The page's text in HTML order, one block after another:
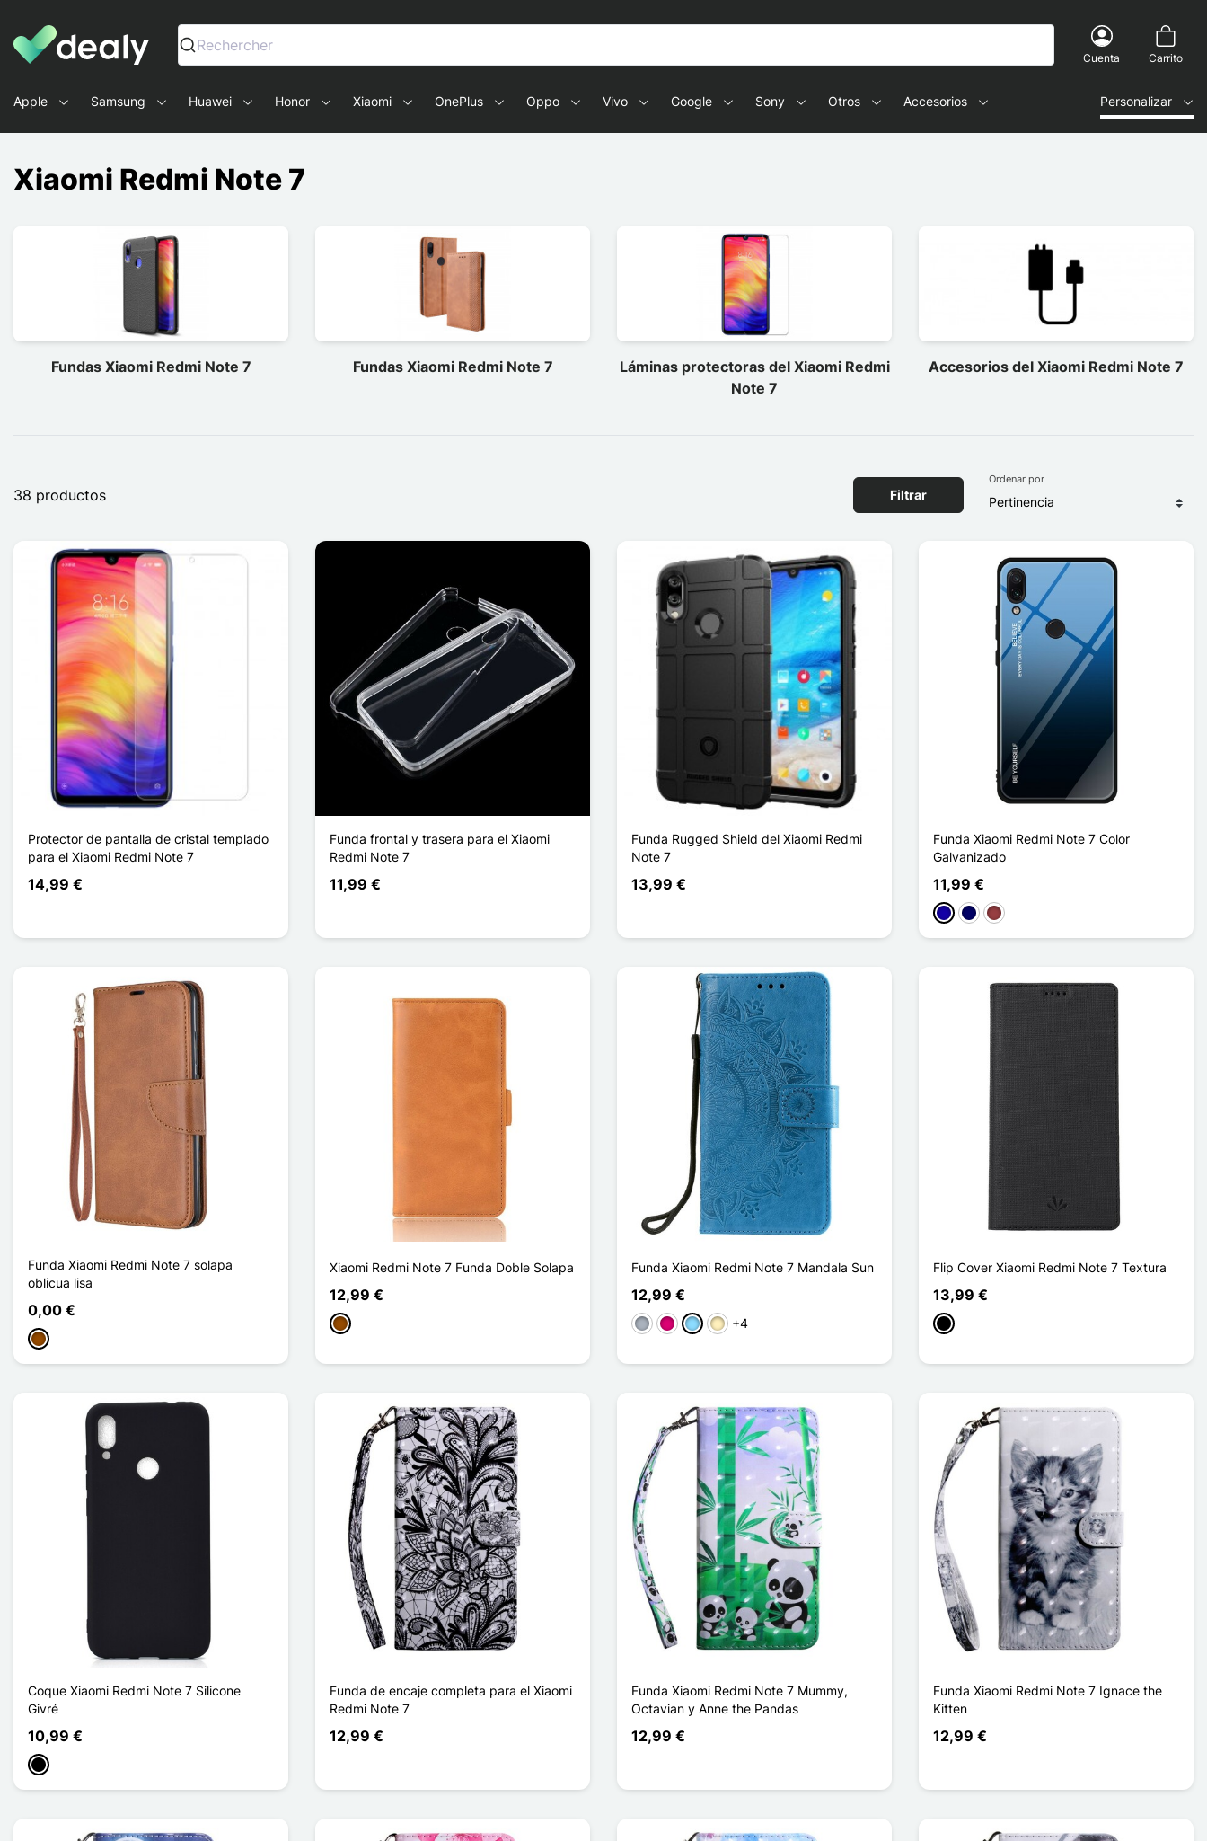
Dealy - Fundas y accesorios para smartphones y tablets
Rechercher
Cuenta Carrito
Apple Samsung Huawei Honor Xiaomi OnePlus Oppo Vivo Google Sony Otros Accesorios Personalizar
Xiaomi Redmi Note 7
Fundas Xiaomi Redmi Note 7 Fundas Xiaomi Redmi Note 7
Láminas protectoras del Xiaomi Redmi
Note 7
Accesorios del Xiaomi Redmi Note 7
38 productos Filtrar
Ordenar por
Protector de pantalla de cristal templado
para el Xiaomi Redmi Note 7
14,99 €
Funda frontal y trasera para el Xiaomi
Redmi Note 7
11,99 €
Funda Rugged Shield del Xiaomi Redmi
Note 7
13,99 €
Funda Xiaomi Redmi Note 7 Color
Galvanizado
11,99 €
Azul oscuro
Azul marino
Rojo oscuro
Funda Xiaomi Redmi Note 7 solapa
oblicua lisa
0,00 €
Marrón
Xiaomi Redmi Note 7 Funda Doble Solapa
12,99 €
Marrón
Funda Xiaomi Redmi Note 7 Mandala Sun
12,99 €
Gris MagentaAzul claro
Oro +4
Flip Cover Xiaomi Redmi Note 7 Textura
13,99 €
Negro
Coque Xiaomi Redmi Note 7 Silicone
Givré
10,99 €
Negro
Funda de encaje completa para el Xiaomi
Redmi Note 7
12,99 €
Funda Xiaomi Redmi Note 7 Mummy,
Octavian y Anne the Pandas
12,99 €
Funda Xiaomi Redmi Note 7 Ignace the
Kitten
12,99 €